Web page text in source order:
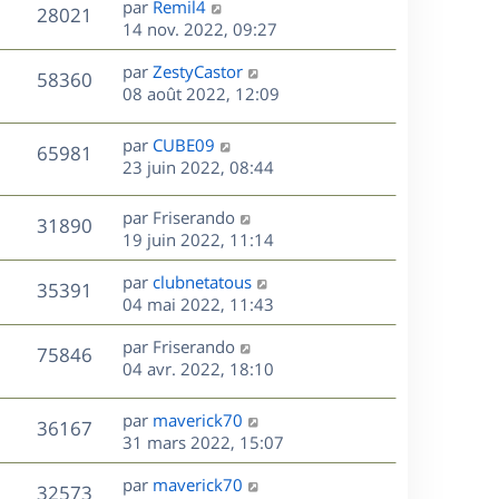
e
s
a
g
e
m
e
s
s
e
s
n
i
e
r
m
e
s
s
e
28021
u
D
e
r
n
i
r
m
s
a
e
par Remil4
14 nov. 2022, 09:27
58360V
u
s
D
e
i
e
r
m
e
s
a
e
par ZestyCastor
08 août 2022, 12:09
65981
u
e
D
e
n
i
e
r
m
e
s
s
e
par CUBE09
23 juin 2022, 08:44
31890V
u
D
e
r
n
i
e
r
m
e
s
s
a
g
par Friserando
19 juin 2022, 11:14
35391
u
e
D
e
r
n
i
e
r
m
e
s
par clubnetatous
04 mai 2022, 11:43
75846V
u
e
D
e
n
i
e
r
par Friserando
04 avr. 2022, 18:10
36167V
u
D
e
r
n
par maverick70
31 mars 2022, 15:07
32573V
D
par maverick70